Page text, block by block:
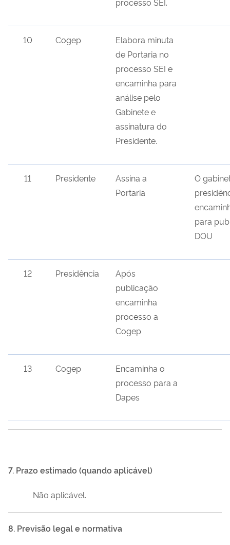
10 Cogep
Elabora minuta
de Portaria no
processo SEI e
encaminha para
análise pelo
Gabinete e
assinatura do
Presidente.
11 Presidente
Assina a
Portaria
O
para
DOU
12 Presidência
Após
publicação
encaminha
processo a
Cogep
13 Cogep
Encaminha o
processo para a
Dapes
7. Prazo estimado (quando aplicável)
Não aplicável.
8. Previsão legal e normativa